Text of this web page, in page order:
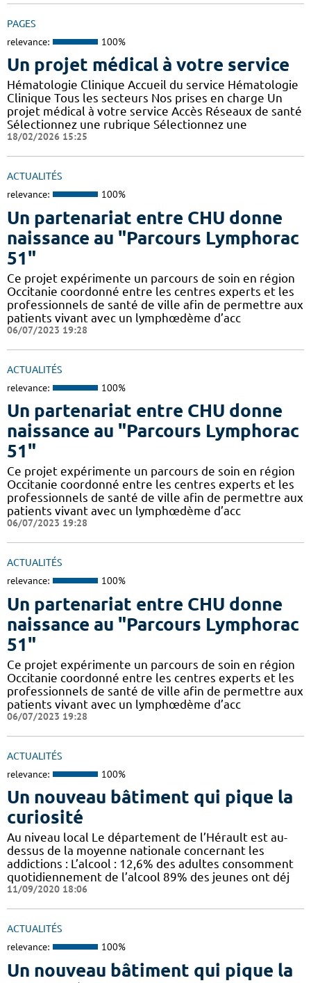
PAGES
relevance: 100%
Un projet médical à votre service
Hématologie Clinique Accueil du service Hématologie
Clinique Tous les secteurs Nos prises en charge Un
projet médical à votre service Accès Réseaux de santé
Sélectionnez une rubrique Sélectionnez une
18/02/2026 15:25
ACTUALITÉS
relevance: 100%
Un partenariat entre CHU donne
naissance au "Parcours Lymphorac
51"
Ce projet expérimente un parcours de soin en région
Occitanie coordonné entre les centres experts et les
professionnels de santé de ville afin de permettre aux
patients vivant avec un lymphœdème d’acc
06/07/2023 19:28
ACTUALITÉS
relevance: 100%
Un partenariat entre CHU donne
naissance au "Parcours Lymphorac
51"
Ce projet expérimente un parcours de soin en région
Occitanie coordonné entre les centres experts et les
professionnels de santé de ville afin de permettre aux
patients vivant avec un lymphœdème d’acc
06/07/2023 19:28
ACTUALITÉS
relevance: 100%
Un partenariat entre CHU donne
naissance au "Parcours Lymphorac
51"
Ce projet expérimente un parcours de soin en région
Occitanie coordonné entre les centres experts et les
professionnels de santé de ville afin de permettre aux
patients vivant avec un lymphœdème d’acc
06/07/2023 19:28
ACTUALITÉS
relevance: 100%
Un nouveau bâtiment qui pique la
curiosité
Au niveau local Le département de l’Hérault est au-
dessus de la moyenne nationale concernant les
addictions : L’alcool : 12,6% des adultes consomment
quotidiennement de l’alcool 89% des jeunes ont déj
11/09/2020 18:06
ACTUALITÉS
relevance: 100%
Un nouveau bâtiment qui pique la